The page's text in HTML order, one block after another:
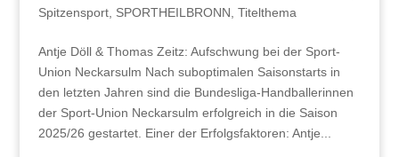
Spitzensport, SPORTHEILBRONN Titelthema
Antje Döll & Thomas Zeitz: Aufschwung bei der Sport-
Union Neckarsulm Nach suboptimalen Saisonstarts in
den letzten Jahren sind die Bundesliga-Handballerinnen
der Sport-Union Neckarsulm erfolgreich in die Saison
2025/26 gestartet. Einer der Erfolgsfaktoren: Antje...